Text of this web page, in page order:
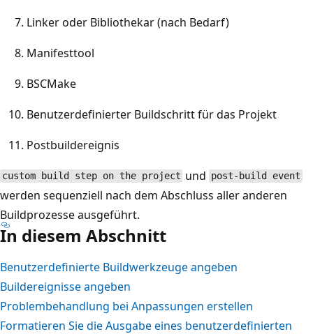
Linker oder Bibliothekar (nach Bedarf)
Manifesttool
BSCMake
Benutzerdefinierter Buildschritt für das Projekt
Postbuildereignis
custom build step on the project und post-build event
werden sequenziell nach dem Abschluss aller anderen
Buildprozesse ausgeführt.
In diesem Abschnitt
Benutzerdefinierte Buildwerkzeuge angeben
Buildereignisse angeben
Problembehandlung bei Anpassungen erstellen
Formatieren Sie die Ausgabe eines benutzerdefinierten